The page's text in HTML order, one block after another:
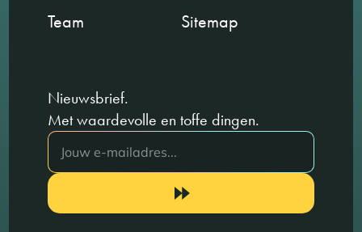
Team
Sitemap
Nieuwsbrief.
Met waardevolle en toffe dingen.